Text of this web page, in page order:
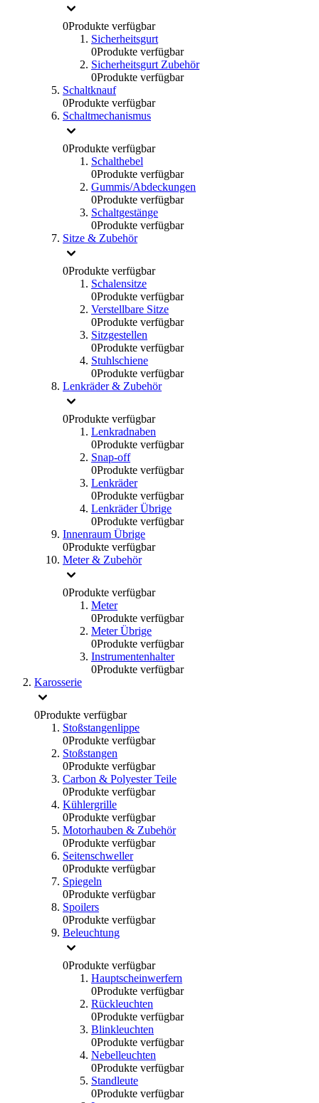
0Produkte verfügbar
Sicherheitsgurt
0Produkte verfügbar
Sicherheitsgurt Zubehör
0Produkte verfügbar
Schaltknauf
0Produkte verfügbar
Schaltmechanismus
0Produkte verfügbar
Schalthebel
0Produkte verfügbar
Gummis/Abdeckungen
0Produkte verfügbar
Schaltgestänge
0Produkte verfügbar
Sitze & Zubehör
0Produkte verfügbar
Schalensitze
0Produkte verfügbar
Verstellbare Sitze
0Produkte verfügbar
Sitzgestellen
0Produkte verfügbar
Stuhlschiene
0Produkte verfügbar
Lenkräder & Zubehör
0Produkte verfügbar
Lenkradnaben
0Produkte verfügbar
Snap-off
0Produkte verfügbar
Lenkräder
0Produkte verfügbar
Lenkräder Übrige
0Produkte verfügbar
Innenraum Übrige
0Produkte verfügbar
Meter & Zubehör
0Produkte verfügbar
Meter
0Produkte verfügbar
Meter Übrige
0Produkte verfügbar
Instrumentenhalter
0Produkte verfügbar
Karosserie
0Produkte verfügbar
Stoßstangenlippe
0Produkte verfügbar
Stoßstangen
0Produkte verfügbar
Carbon & Polyester Teile
0Produkte verfügbar
Kühlergrille
0Produkte verfügbar
Motorhauben & Zubehör
0Produkte verfügbar
Seitenschweller
0Produkte verfügbar
Spiegeln
0Produkte verfügbar
Spoilers
0Produkte verfügbar
Beleuchtung
0Produkte verfügbar
Hauptscheinwerfern
0Produkte verfügbar
Rückleuchten
0Produkte verfügbar
Blinkleuchten
0Produkte verfügbar
Nebelleuchten
0Produkte verfügbar
Standleute
0Produkte verfügbar